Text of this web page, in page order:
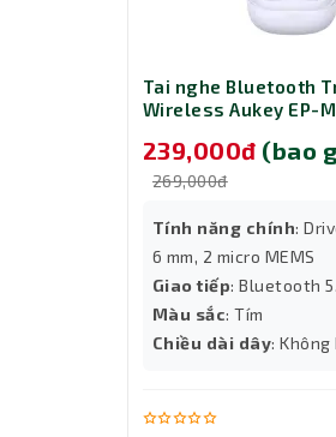
lắng ở dải trầm.
Dải tần số đáp ứng
lợi thế này là vô cùng
nghiệp dư và một
Tai nghe Bluetooth
Wireless Aukey EP-
239,000đ (bao
269,000đ
Tính năng chính:
6 mm, 2 micro MEMS
Giao tiếp: Bluetooth
Màu sắc: Tím
Chiều dài dây: